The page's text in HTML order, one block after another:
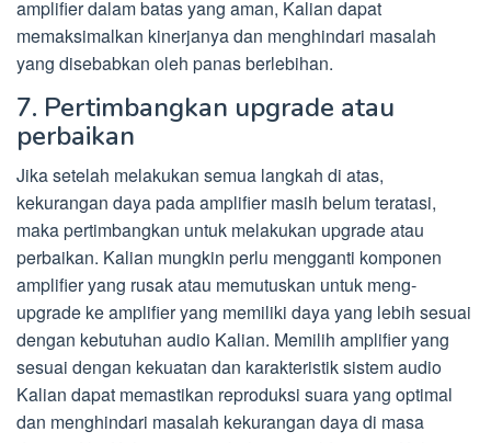
amplifier dalam batas yang aman, Kalian dapat
memaksimalkan kinerjanya dan menghindari masalah
yang disebabkan oleh panas berlebihan.
7. Pertimbangkan upgrade atau
perbaikan
Jika setelah melakukan semua langkah di atas,
kekurangan daya pada amplifier masih belum teratasi,
maka pertimbangkan untuk melakukan upgrade atau
perbaikan. Kalian mungkin perlu mengganti komponen
amplifier yang rusak atau memutuskan untuk meng-
upgrade ke amplifier yang memiliki daya yang lebih sesuai
dengan kebutuhan audio Kalian. Memilih amplifier yang
sesuai dengan kekuatan dan karakteristik sistem audio
Kalian dapat memastikan reproduksi suara yang optimal
dan menghindari masalah kekurangan daya di masa